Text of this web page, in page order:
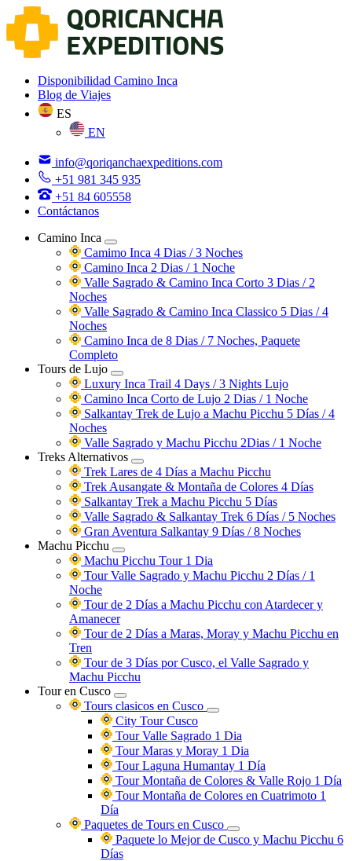
Disponibilidad Camino Inca
Blog de Viajes
ES
EN
info@qoriqanchaexpeditions.com
+51 981 345 935
+51 84 605558
Contáctanos
Camino Inca
Camimo Inca 4 Dias / 3 Noches
Camino Inca 2 Dias / 1 Noche
Valle Sagrado & Camino Inca Corto 3 Dias / 2
Noches
Valle Sagrado & Camino Inca Classico 5 Dias / 4
Noches
Camino Inca de 8 Dias / 7 Noches, Paquete
Completo
Tours de Lujo
Luxury Inca Trail 4 Days / 3 Nights Lujo
Camino Inca Corto de Lujo 2 Dias / 1 Noche
Salkantay Trek de Lujo a Machu Picchu 5 Días / 4
Noches
Valle Sagrado y Machu Picchu 2Dias / 1 Noche
Treks Alternativos
Trek Lares de 4 Días a Machu Picchu
Trek Ausangate & Montaña de Colores 4 Días
Salkantay Trek a Machu Picchu 5 Días
Valle Sagrado & Salkantay Trek 6 Días / 5 Noches
Gran Aventura Salkantay 9 Días / 8 Noches
Machu Picchu
Machu Picchu Tour 1 Dia
Tour Valle Sagrado y Machu Picchu 2 Días / 1
Noche
Tour de 2 Días a Machu Picchu con Atardecer y
Amanecer
Tour de 2 Días a Maras, Moray y Machu Picchu en
Tren
Tour de 3 Días por Cusco, el Valle Sagrado y
Machu Picchu
Tour en Cusco
Tours clasicos en Cusco
City Tour Cusco
Tour Valle Sagrado 1 Dia
Tour Maras y Moray 1 Dia
Tour Laguna Humantay 1 Día
Tour Montaña de Colores & Valle Rojo 1 Día
Tour Montaña de Colores en Cuatrimoto 1
Día
Paquetes de Tours en Cusco
Paquete lo Mejor de Cusco y Machu Picchu 6
Días